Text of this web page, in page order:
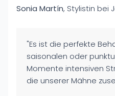
Sonia Martín, Stylistin bei
"Es ist die perfekte
saisonalen oder
Momente intensiven
die unserer Mähne